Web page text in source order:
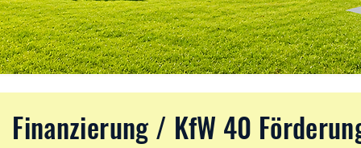
Finanzierung / KfW 40